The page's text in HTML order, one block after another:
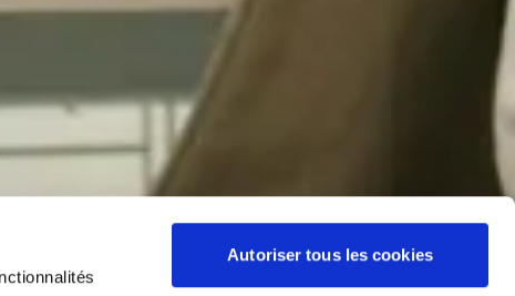
Autoriser tous les cookies